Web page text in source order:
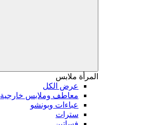
المرأة ملابس
عرض الكل
معاطف وملابس خارجية
عباءات وبونشو
سترات